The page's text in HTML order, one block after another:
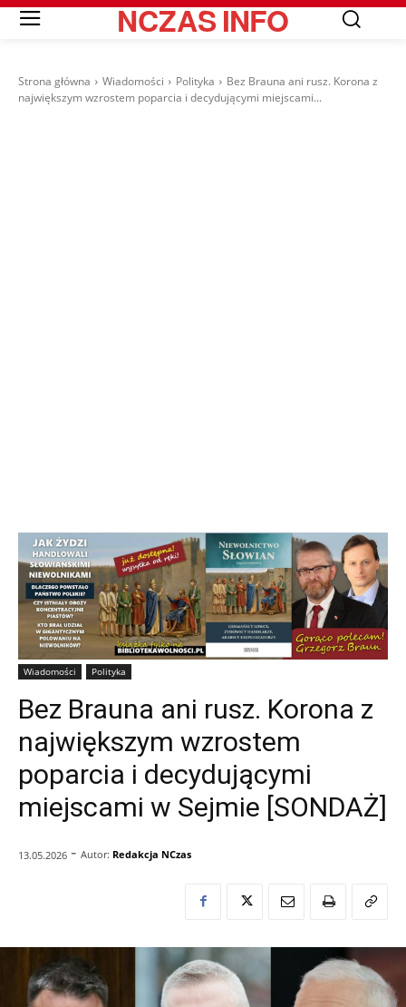
NCZASINFO
Strona główna Wiadomości Polityka
Bez Brauna ani rusz. Korona z
największym wzrostem poparcia i decydującymi miejscami...
Wiadomości Polityka
Bez Brauna ani rusz. Korona z
największym wzrostem
poparcia i decydującymi
miejscami w Sejmie [SONDAŻ]
13.05.2026 - Autor: Redakcja NCzas